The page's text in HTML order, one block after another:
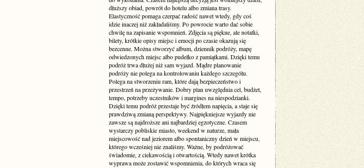
dłuższy obiad, powrót do hotelu albo zmiana trasy.
Elastyczność pomaga czerpać radość nawet wtedy, gdy coś
idzie inaczej niż zakładaliśmy. Po powrocie warto dać sobie
chwilę na zapisanie wspomnień. Zdjęcia są piękne, ale notatki,
bilety, krótkie opisy miejsc i emocji po czasie okazują się
bezcenne. Można stworzyć album, dziennik podróży, mapę
odwiedzonych miejsc albo pudełko z pamiątkami. Dzięki temu
podróż trwa dłużej niż sam wyjazd. Mądre planowanie
podróży nie polega na kontrolowaniu każdego szczegółu.
Polega na stworzeniu ram, które dają bezpieczeństwo i
przestrzeń na przeżywanie. Dobry plan uwzględnia cel, budżet,
tempo, potrzeby uczestników i margines na niespodzianki.
Dzięki temu podróż przestaje być źródłem napięcia, a staje się
prawdziwą zmianą perspektywy. Najpiękniejsze wyjazdy nie
zawsze są najdroższe ani najbardziej egzotyczne. Czasem
wystarczy pobliskie miasto, weekend w naturze, mała
miejscowość nad jeziorem albo spontaniczny dzień w miejscu,
którego wcześniej nie znaliśmy. Ważne, by podróżować
świadomie, z ciekawością i otwartością. Wtedy nawet krótka
wyprawa może zostawić wspomnienia, do których wraca się